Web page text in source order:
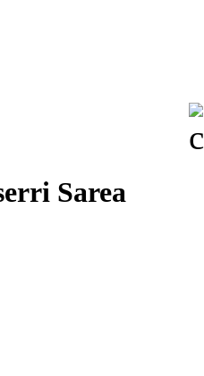
Sarea